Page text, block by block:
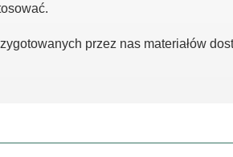
przez nas materiałów